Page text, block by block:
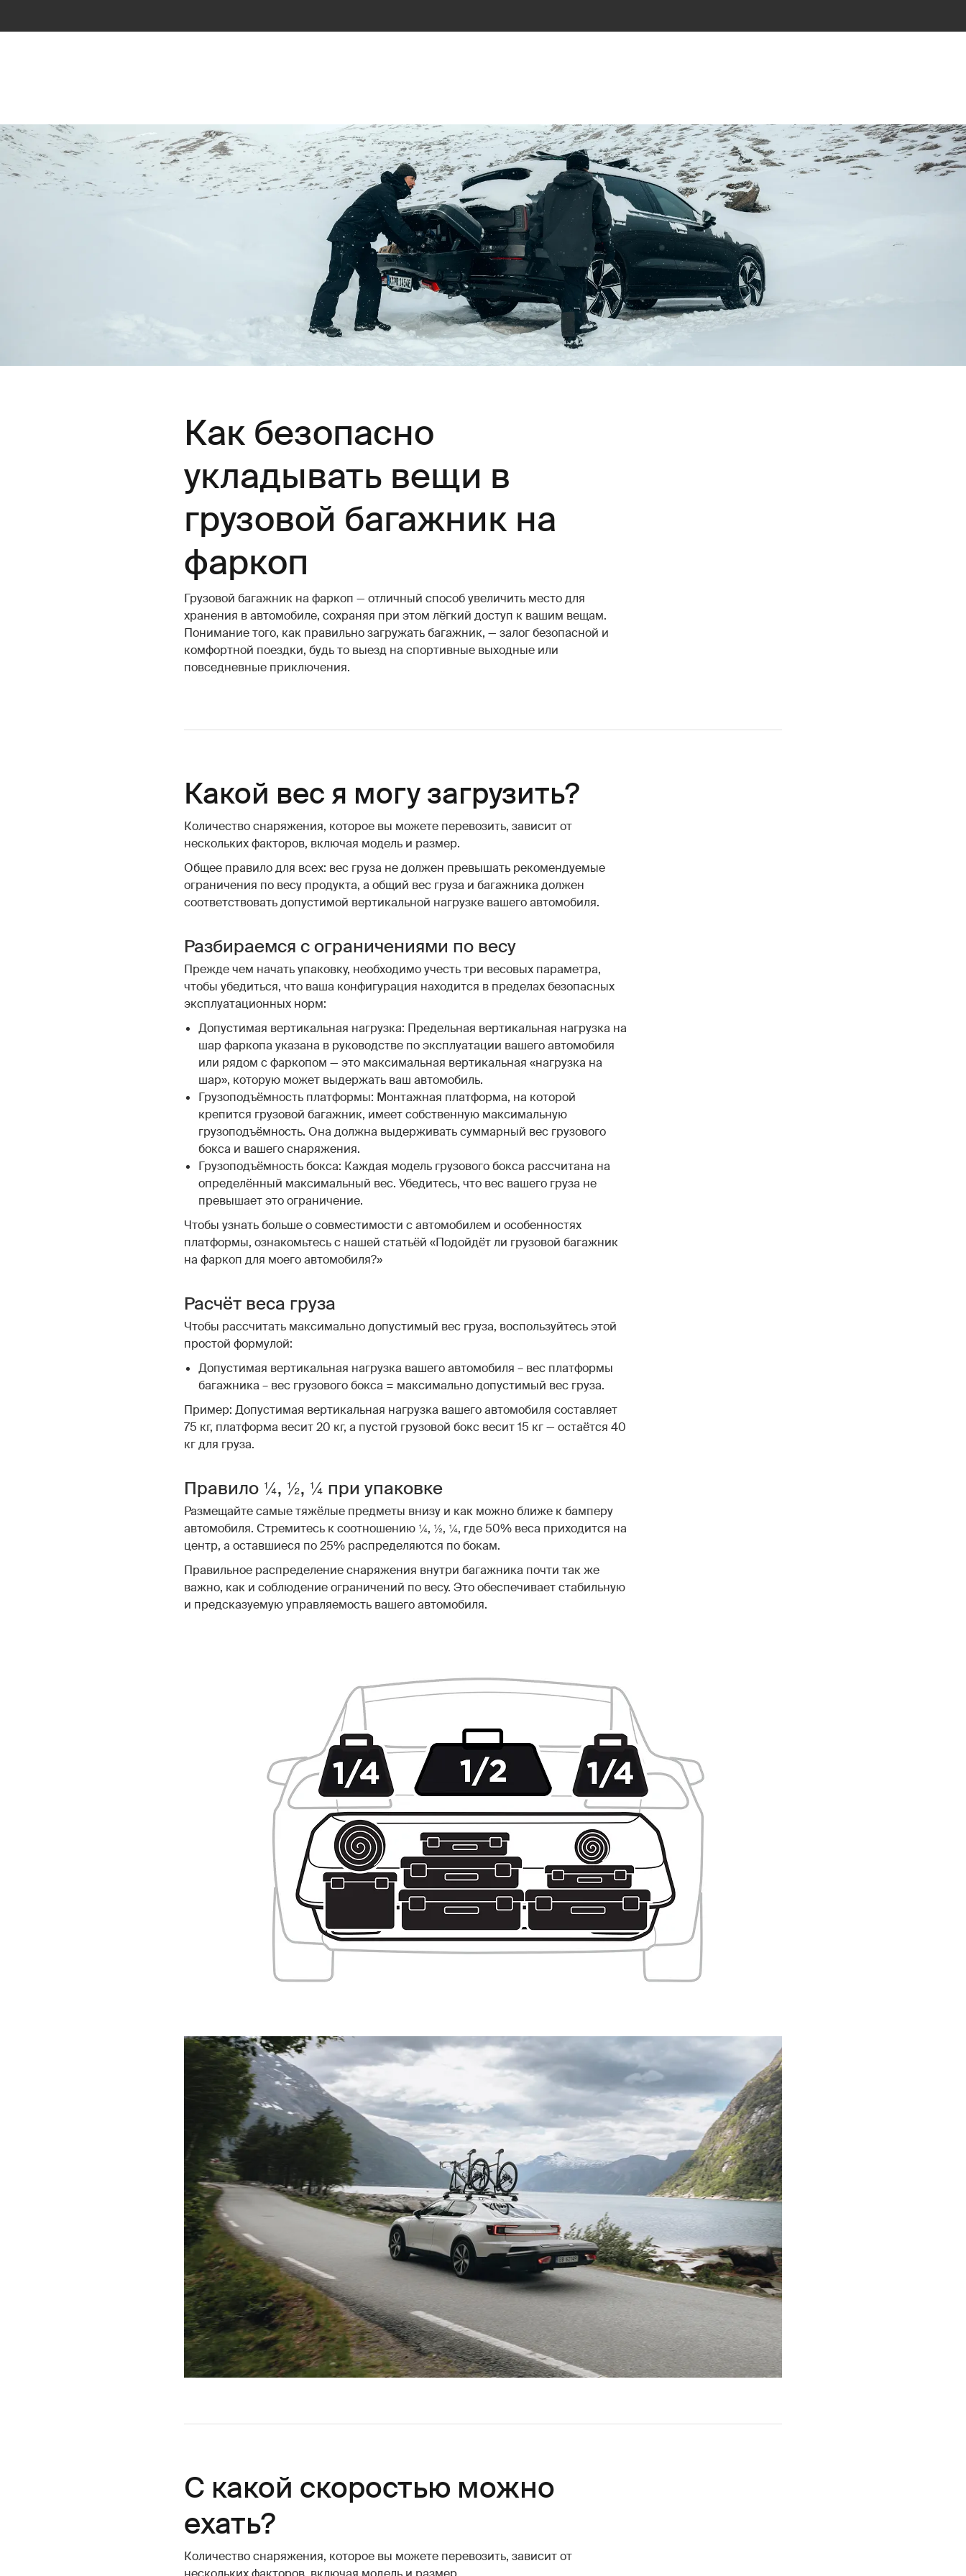
Как безопасно
укладывать вещи в
грузовой багажник на
фаркоп
Грузовой багажник на фаркоп — отличный способ увеличить место для
хранения в автомобиле, сохраняя при этом лёгкий доступ к вашим вещам.
Понимание того, как правильно загружать багажник, — залог безопасной и
комфортной поездки, будь то выезд на спортивные выходные или
повседневные приключения.
Какой вес я могу загрузить?
Количество снаряжения, которое вы можете перевозить, зависит от
нескольких факторов, включая модель и размер.
Общее правило для всех: вес груза не должен превышать рекомендуемые
ограничения по весу продукта, а общий вес груза и багажника должен
соответствовать допустимой вертикальной нагрузке вашего автомобиля.
Разбираемся с ограничениями по весу
Прежде чем начать упаковку, необходимо учесть три весовых параметра,
чтобы убедиться, что ваша конфигурация находится в пределах безопасных
эксплуатационных норм:
Допустимая вертикальная нагрузка: Предельная вертикальная нагрузка на
шар фаркопа указана в руководстве по эксплуатации вашего автомобиля
или рядом с фаркопом — это максимальная вертикальная «нагрузка на
шар», которую может выдержать ваш автомобиль.
Грузоподъёмность платформы: Монтажная платформа, на которой
крепится грузовой багажник, имеет собственную максимальную
грузоподъёмность. Она должна выдерживать суммарный вес грузового
бокса и вашего снаряжения.
Грузоподъёмность бокса: Каждая модель грузового бокса рассчитана на
определённый максимальный вес. Убедитесь, что вес вашего груза не
превышает это ограничение.
Чтобы узнать больше о совместимости с автомобилем и особенностях
платформы, ознакомьтесь с нашей статьёй «Подойдёт ли грузовой багажник
на фаркоп для моего автомобиля?»
Расчёт веса груза
Чтобы рассчитать максимально допустимый вес груза, воспользуйтесь этой
простой формулой:
Допустимая вертикальная нагрузка вашего автомобиля – вес платформы
багажника – вес грузового бокса = максимально допустимый вес груза.
Пример: Допустимая вертикальная нагрузка вашего автомобиля составляет
75 кг, платформа весит 20 кг, а пустой грузовой бокс весит 15 кг — остаётся 40
кг для груза.
Правило ¼, ½, ¼ при упаковке
Размещайте самые тяжёлые предметы внизу и как можно ближе к бамперу
автомобиля. Стремитесь к соотношению ¼, ½, ¼, где 50% веса приходится на
центр, а оставшиеся по 25% распределяются по бокам.
Правильное распределение снаряжения внутри багажника почти так же
важно, как и соблюдение ограничений по весу. Это обеспечивает стабильную
и предсказуемую управляемость вашего автомобиля.
С какой скоростью можно
ехать?
Количество снаряжения, которое вы можете перевозить, зависит от